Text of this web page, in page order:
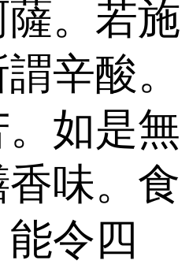
。若施
辛酸。
如是無
味。食
令四